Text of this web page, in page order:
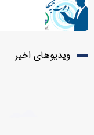
ویدیوهای اخیر